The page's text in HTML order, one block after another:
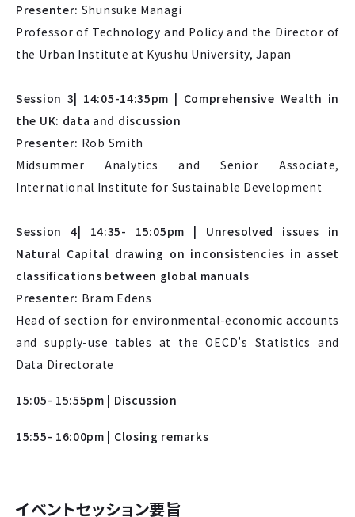
Presenter: Shunsuke Managi
Professor of Technology and Policy and the Director of
the Urban Institute at Kyushu University, Japan
Session 3| 14:05-14:35pm | Comprehensive Wealth in
the UK: data and discussion
Presenter: Rob Smith
Midsummer Analytics and Senior Associate,
International Institute for Sustainable Development
Session 4| 14:35- 15:05pm | Unresolved issues in
Natural Capital drawing on inconsistencies in asset
classifications between global manuals
Presenter: Bram Edens
Head of section for environmental-economic accounts
and supply-use tables at the OECD’s Statistics and
Data Directorate
15:05- 15:55pm | Discussion
15:55- 16:00pm | Closing remarks
イベントセッション要旨